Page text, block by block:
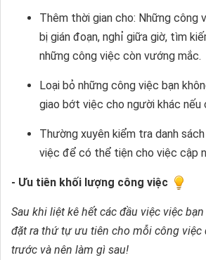
Thêm thời gian cho: Những công
bị gián đoạn, nghỉ giữa giờ, tìm
những công việc còn vướng mắc.
Loại bỏ những công việc bạn
giao bớt việc cho người khác nếu
Thường xuyên kiểm tra danh
việc để có thể tiện cho việc cập
- Ưu tiên khối lượng công việc
Sau khi liệt kê hết các đầu việc việc
đặt ra thứ tự ưu tiên cho mỗi công việc
trước và nên làm gì sau!